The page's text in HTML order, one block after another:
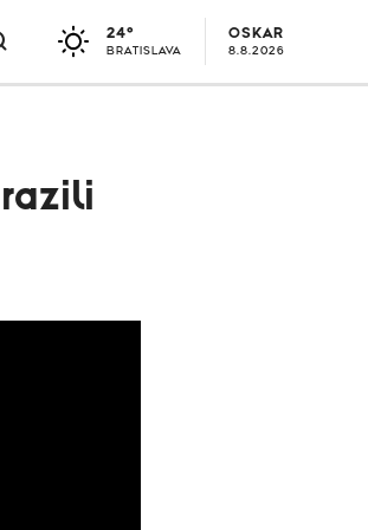
24°
BRATISLAVA
OSKAR
8.8.2026